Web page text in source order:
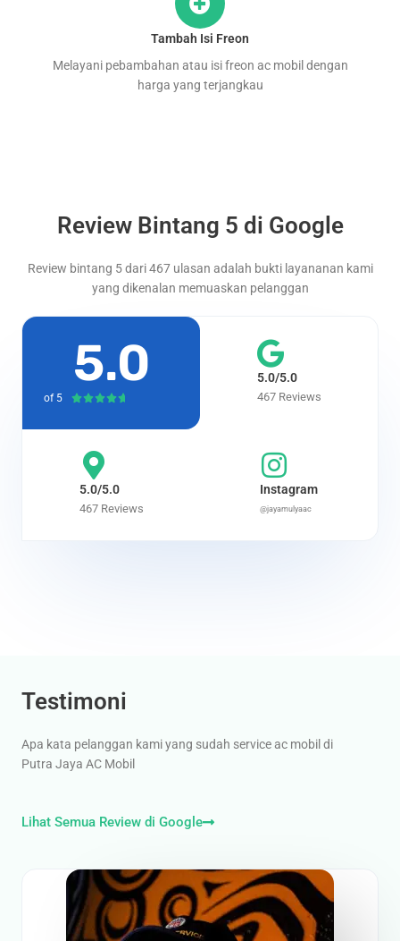
Tambah Isi Freon
Melayani pebambahan atau isi freon ac mobil dengan
harga yang terjangkau
Review Bintang 5 di Google
Review bintang 5 dari 467 ulasan adalah bukti layananan kami
yang dikenalan memuaskan pelanggan
5.0
of 5 
5.0/5.0
467 Reviews
5.0/5.0
467 Reviews
Instagram
@jayamulyaac
Testimoni
Apa kata pelanggan kami yang sudah service ac mobil di
Putra Jaya AC Mobil
Lihat Semua Review di Google